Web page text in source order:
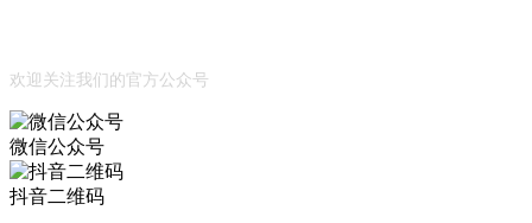
欢迎关注我们的官方公众号
微信公众号
抖音二维码